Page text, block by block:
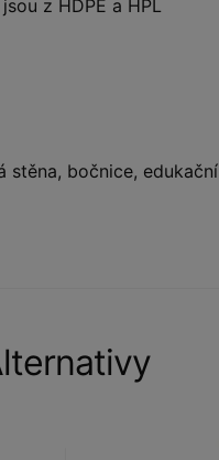
z HDPE a HPL
stěna, bočnice, edukační